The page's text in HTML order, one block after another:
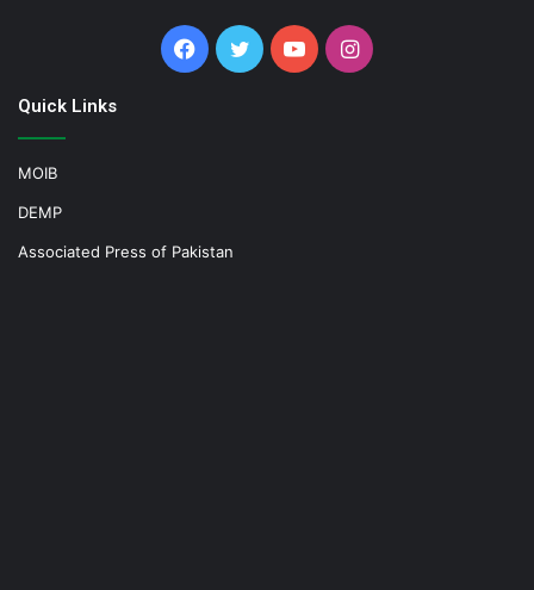
Facebook
TwitterYouTubeInstagram
Quick Links
MOIB
DEMP
Associated Press of Pakistan